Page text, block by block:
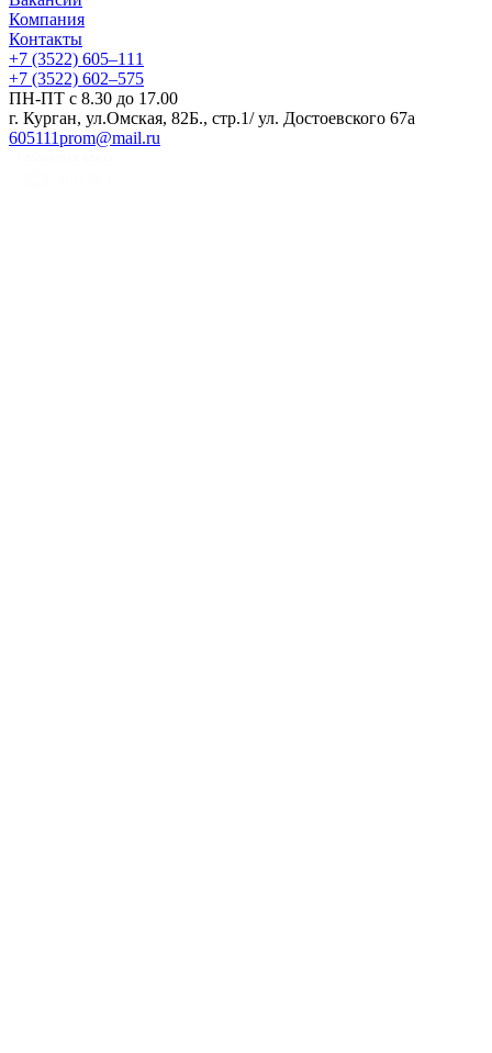
Компания
Контакты
+7 (3522) 605‒111
+7 (3522) 602‒575
ПН-ПТ с 8.30 до 17.00
г. Курган, ул.Омская, 82Б., стр.1/ ул. Достоевского 67а
605111prom@mail.ru